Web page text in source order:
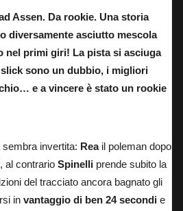
Assen. Da rookie. Una storia
diversamente asciutto mescola
nel primi giri! La pista si asciuga
sono un dubbio, i migliori
e a vincere è stato un rookie
invertita: Reail poleman dopo
al contrario Spinelli prende subito la
del tracciato ancora bagnato gli
in vantaggio di ben 24 secondi e